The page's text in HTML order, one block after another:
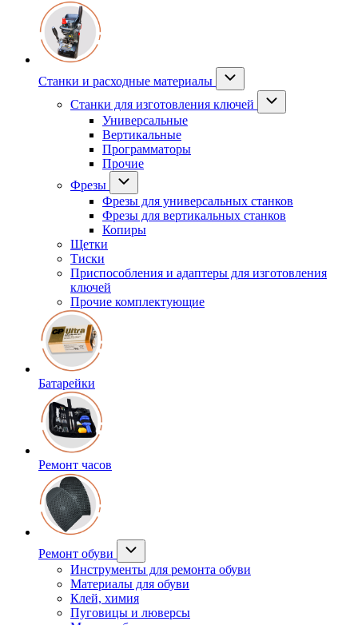
Станки и расходные материалы
Станки для изготовления ключей
Универсальные
Вертикальные
Программаторы
Прочие
Фрезы
Фрезы для универсальных станков
Фрезы для вертикальных станков
Копиры
Щетки
Тиски
Приспособления и адаптеры для изготовления
ключей
Прочие комплектующие
Батарейки
Ремонт часов
Ремонт обуви
Инструменты для ремонта обуви
Материалы для обуви
Клей, химия
Пуговицы и люверсы